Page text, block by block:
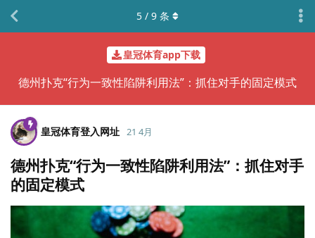
皇冠体育app下载
德州扑克“行为一致性陷阱利用法”：抓住对手的固定模式
5 / 9 条
皇冠体育登入网址 21 4月
德州扑克“行为一致性陷阱利用法”：抓住对手
的固定模式